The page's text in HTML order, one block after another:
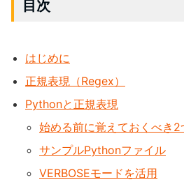
目次
はじめに
正規表現（Regex）
Pythonと正規表現
始める前に覚えておくべき2
サンプルPythonファイル
VERBOSEモードを活用